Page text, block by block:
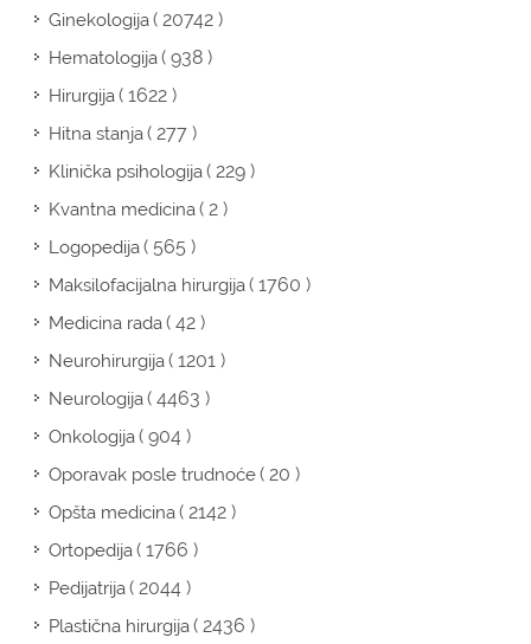
Ginekologija( 20742 )
Hematologija( 938 )
Hirurgija( 1622 )
Hitna stanja( 277 )
Klinička psihologija( 229 )
Kvantna medicina( 2 )
Logopedija( 565 )
Maksilofacijalna hirurgija( 1760 )
Medicina rada( 42 )
Neurohirurgija( 1201 )
Neurologija( 4463 )
Onkologija( 904 )
Oporavak posle trudnoće( 20 )
Opšta medicina( 2142 )
Ortopedija( 1766 )
Pedijatrija( 2044 )
Plastična hirurgija( 2436 )